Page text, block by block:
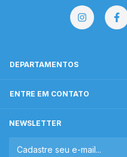
DEPARTAMENTOS
ENTRE EM CONTATO
NEWSLETTER